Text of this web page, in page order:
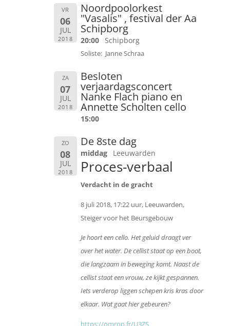
VR
06
JUL
2018
Noordpoolorkest
"Vasalis" , festival der Aa
Schipborg
20:00 Schipborg
Soliste: Janne Schraa
ZA
07
JUL
2018
Besloten
verjaardagsconcert
Nanke Flach piano en
Annette Scholten cello
15:00
ZO
08
JUL
2018
De 8ste dag
middag Leeuwarden
Proces-verbaal
Verdacht in de gracht
8 juli 2018, 17:22 uur, Leeuwarden,
Steiger voor het Beursgebouw
Je hoort een cello. Het geluid draagt ver
over het water. De cellist staat op een boot,
die langzaam in beweging komt. Naast de
cellist staat een vrouw, ze kijkt gespannen.
Iets verderop liggen schepen kris kras door
elkaar. Wat gaat hier gebeuren?
https://omrop.fr/U3ZS